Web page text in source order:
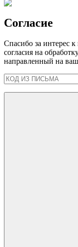
Согласие
Спасибо за интерес
согласия на
направленный на